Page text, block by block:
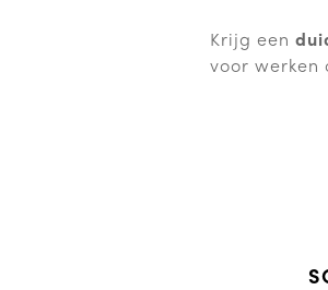
Krijg een
voor werken